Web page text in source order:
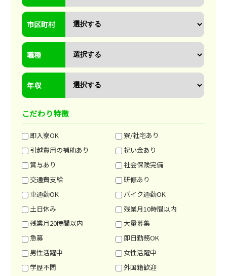
市区町村
職種
年収
こだわり特徴
即入寮OK
寮/社宅あり
引越費用の補助あり
祝い金あり
賞与あり
社会保険完備
交通費支給
研修あり
車通勤OK
バイク通勤OK
土日休み
残業月10時間以内
残業月20時間以内
大量募集
急募
即日勤務OK
男性活躍中
女性活躍中
学歴不問
外国籍歓迎